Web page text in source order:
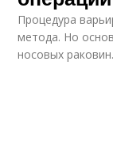
Процедура
метода. Но
носовых раковин.